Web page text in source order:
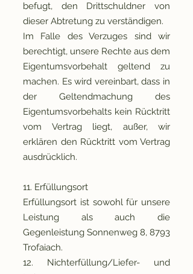
befugt, den Drittschuldner von
dieser Abtretung zu verständigen.
Im Falle des Verzuges sind wir
berechtigt, unsere Rechte aus dem
Eigentumsvorbehalt geltend zu
machen. Es wird vereinbart, dass in
der Geltendmachung des
Eigentumsvorbehalts kein Rücktritt
vom Vertrag liegt, außer, wir
erklären den Rücktritt vom Vertrag
ausdrücklich.
11. Erfüllungsort
Erfüllungsort ist sowohl für unsere
Leistung als auch die
Gegenleistung Sonnenweg 8, 8793
Trofaiach.
12. Nichterfüllung/Liefer- und